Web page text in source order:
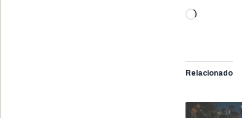
Relacionado